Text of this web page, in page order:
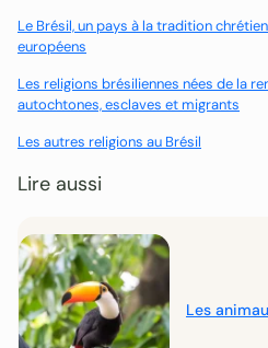
Le Brésil, un pays à la tradition
européens
Les religions brésiliennes nées de la
autochtones, esclaves et migrants
Les autres religions au Brésil
Lire aussi
Les